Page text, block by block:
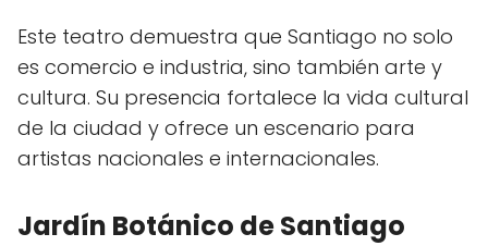
Este teatro demuestra que Santiago no solo
es comercio e industria, sino también arte y
cultura. Su presencia fortalece la vida cultural
de la ciudad y ofrece un escenario para
artistas nacionales e internacionales.
Jardín Botánico de Santiago